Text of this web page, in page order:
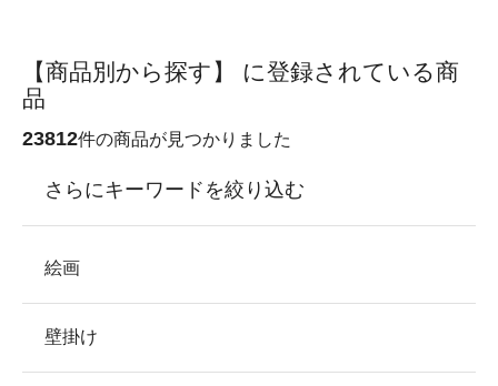
【商品別から探す】 に登録されている商
品
23812件の商品が見つかりました
さらにキーワードを絞り込む
絵画
壁掛け